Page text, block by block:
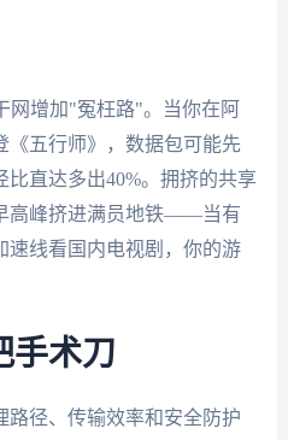
网增加"冤枉路"。当你在阿
《五行师》，数据包可能先
直达多出40%。拥挤的共享
高峰挤进满员地铁——当有
速线看国内电视剧，你的游
手术刀
路径、传输效率和安全防护